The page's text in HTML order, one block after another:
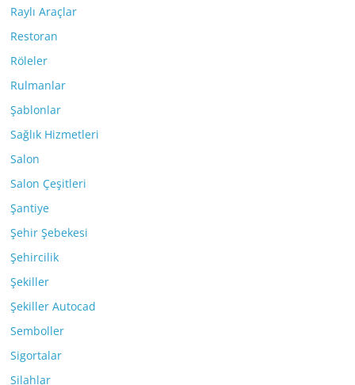
Raylı Araçlar
Restoran
Röleler
Rulmanlar
Şablonlar
Sağlık Hizmetleri
Salon
Salon Çeşitleri
Şantiye
Şehir Şebekesi
Şehircilik
Şekiller
Şekiller Autocad
Semboller
Sigortalar
Silahlar